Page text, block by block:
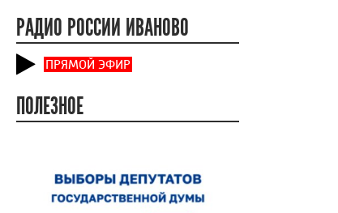
РАДИО РОССИИ ИВАНОВО
ПРЯМОЙ ЭФИР
ПОЛЕЗНОЕ